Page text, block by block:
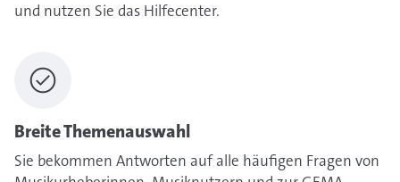
und nutzen Sie das Hilfecenter.
Breite Themenauswahl
Sie bekommen Antworten auf alle häufigen Fragen von